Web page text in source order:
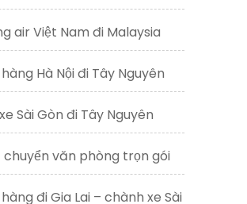
air Việt Nam đi Malaysia
Hà Nội đi Tây Nguyên
Sài Gòn đi Tây Nguyên
chuyển văn phòng trọn gói
đi Gia Lai – chành xe Sài